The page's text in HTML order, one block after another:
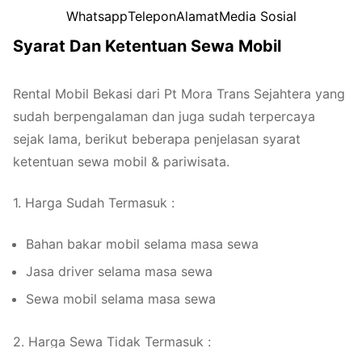
WhatsappTeleponAlamatMedia Sosial
Syarat Dan Ketentuan Sewa Mobil
Rental Mobil Bekasi dari Pt Mora Trans Sejahtera yang
sudah berpengalaman dan juga sudah terpercaya
sejak lama, berikut beberapa penjelasan syarat
ketentuan sewa mobil & pariwisata.
1. Harga Sudah Termasuk :
Bahan bakar mobil selama masa sewa
Jasa driver selama masa sewa
Sewa mobil selama masa sewa
2. Harga Sewa Tidak Termasuk :